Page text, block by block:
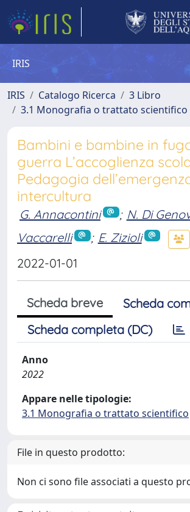
IRIS
IRIS Catalogo Ricerca
3 Libro
3.1 Monografia o trattato scientifico
Bambini e bambine in
guerra L’accoglienza
Pedagogia
intercultura
G. Annacontini ; N. Di
Vaccarelli
; E. Zizioli
2022-01-01
Scheda breve
Scheda
Scheda completa (DC)
Anno
2022
Appare nelle tipologie:
3.1 Monografia o trattato scientifico
File in questo prodotto:
Non ci sono file associati a questo